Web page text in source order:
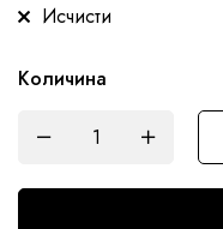
Исчисти
Количина